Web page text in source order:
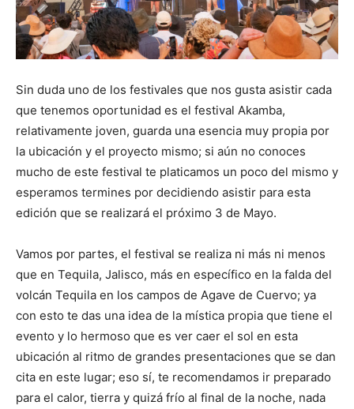
Sin duda uno de los festivales que nos gusta asistir cada
que tenemos oportunidad es el festival Akamba,
relativamente joven, guarda una esencia muy propia por
la ubicación y el proyecto mismo; si aún no conoces
mucho de este festival te platicamos un poco del mismo y
esperamos termines por decidiendo asistir para esta
edición que se realizará el próximo 3 de Mayo.
Vamos por partes, el festival se realiza ni más ni menos
que en Tequila, Jalisco, más en específico en la falda del
volcán Tequila en los campos de Agave de Cuervo; ya
con esto te das una idea de la mística propia que tiene el
evento y lo hermoso que es ver caer el sol en esta
ubicación al ritmo de grandes presentaciones que se dan
cita en este lugar; eso sí, te recomendamos ir preparado
para el calor, tierra y quizá frío al final de la noche, nada